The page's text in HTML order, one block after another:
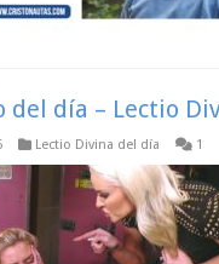
del día – Lectio
Lectio Divina del día 1